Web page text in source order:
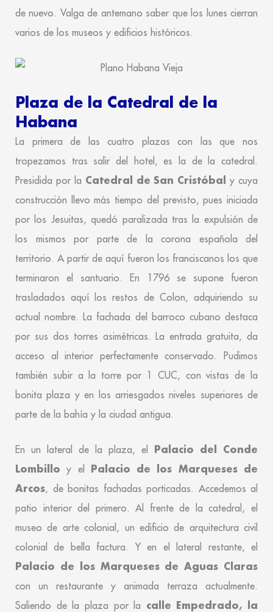
de nuevo. Valga de antemano saber que los lunes cierran
varios de los museos y edificios históricos.
Plaza de la Catedral de la
Habana
La primera de las cuatro plazas con las que nos
tropezamos tras salir del hotel, es la de la catedral.
Presidida por la Catedral de San Cristóbal y cuya
construcción llevo más tiempo del previsto, pues iniciada
por los Jesuitas, quedó paralizada tras la expulsión de
los mismos por parte de la corona española del
territorio. A partir de aquí fueron los franciscanos los que
terminaron el santuario. En 1796 se supone fueron
trasladados aquí los restos de Colon, adquiriendo su
actual nombre. La fachada del barroco cubano destaca
por sus dos torres asimétricas. La entrada gratuita, da
acceso al interior perfectamente conservado. Pudimos
también subir a la torre por 1 CUC, con vistas de la
bonita plaza y en los arriesgados niveles superiores de
parte de la bahía y la ciudad antigua.
En un lateral de la plaza, el Palacio del Conde
Lombillo y el Palacio de los Marqueses de
Arcos, de bonitas fachadas porticadas. Accedemos al
patio interior del primero. Al frente de la catedral, el
museo de arte colonial, un edificio de arquitectura civil
colonial de bella factura. Y en el lateral restante, el
Palacio de los Marqueses de Aguas Claras
con un restaurante y animada terraza actualmente.
Saliendo de la plaza por la calle Empedrado, la